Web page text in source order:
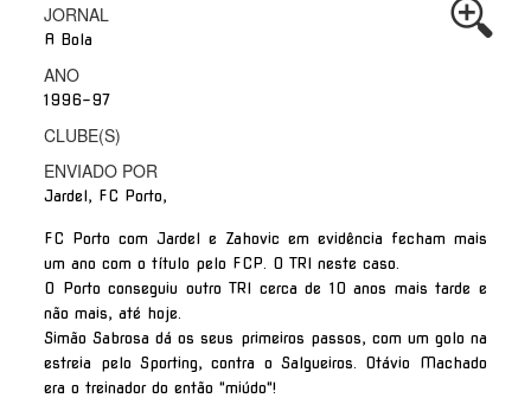
JORNAL
A Bola
ANO
1996-97
CLUBE(S)
ENVIADO POR
Jardel, FC Porto,
FC Porto com Jardel e Zahovic em evidência fecham mais
um ano com o título pelo FCP. O TRI neste caso.
O Porto conseguiu outro TRI cerca de 10 anos mais tarde e
não mais, até hoje.
Simão Sabrosa dá os seus primeiros passos, com um golo na
estreia pelo Sporting, contra o Salgueiros. Otávio Machado
era o treinador do então "miúdo"!